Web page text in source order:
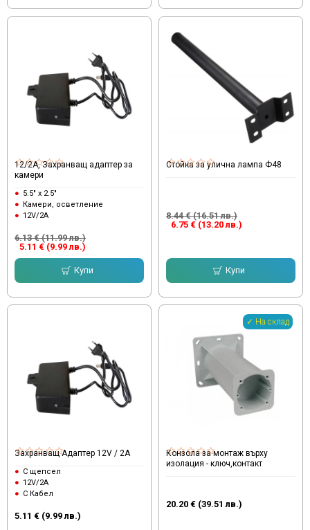
12/2А, Захранващ адаптер за
камери
5.5" x 2.5"
Камери, осветление
12V/2A
5.11 € (9.99 лв.)
6.13 € (11.99 лв.)
Купи
Стойка за улична лампа Ф48
6.75 € (13.20 лв.)
8.44 € (16.51 лв.)
Купи
Захранващ Адаптер 12V / 2A
С щепсел
12V/2A
С Кабел
5.11 € (9.99 лв.)
✓ На склад
Конзола за монтаж върху
изолация - ключ,контакт
20.20 € (39.51 лв.)